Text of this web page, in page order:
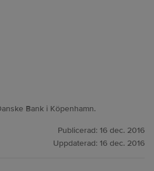
Bank i Köpenhamn.
Publicerad: 16 dec. 2016
Uppdaterad: 16 dec. 2016